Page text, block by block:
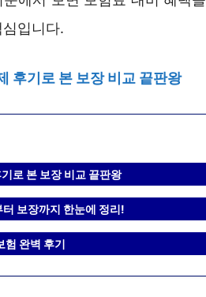
입니다.
후기로 본 보장 비교 끝판왕
로 본 보장 비교 끝판왕
보장까지 한눈에 정리!
험 완벽 후기